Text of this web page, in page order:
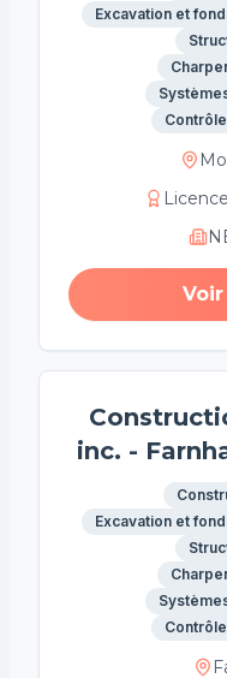
Excavation et
inc. -
Excavation et